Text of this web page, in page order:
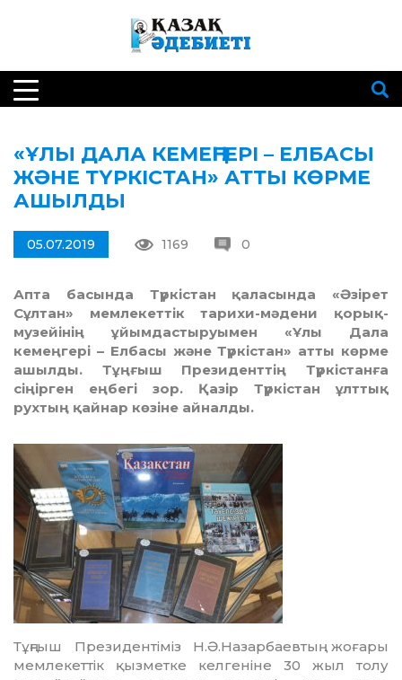
«ҰЛЫ ДАЛА КЕМЕҢГЕРІ – ЕЛБАСЫ
ЖӘНЕ ТҮРКІСТАН» АТТЫ КӨРМЕ
АШЫЛДЫ
05.07.2019 1169 0
Апта басында Түркістан қаласында «Әзірет
Сұлтан» мемлекеттік тарихи-мәдени қорық-
музейінің ұйымдастыруымен «Ұлы Дала
кемеңгері – Елбасы және Түркістан» атты көрме
ашылды. Тұңғыш Президенттің Түркістанға
сіңірген еңбегі зор. Қазір Түркістан ұлттық
рухтың қайнар көзіне айналды.
Тұңғыш Президентіміз Н.Ә.Назар­баев­тың жоғары
мемлекеттік қызметке келгеніне 30 жыл толу